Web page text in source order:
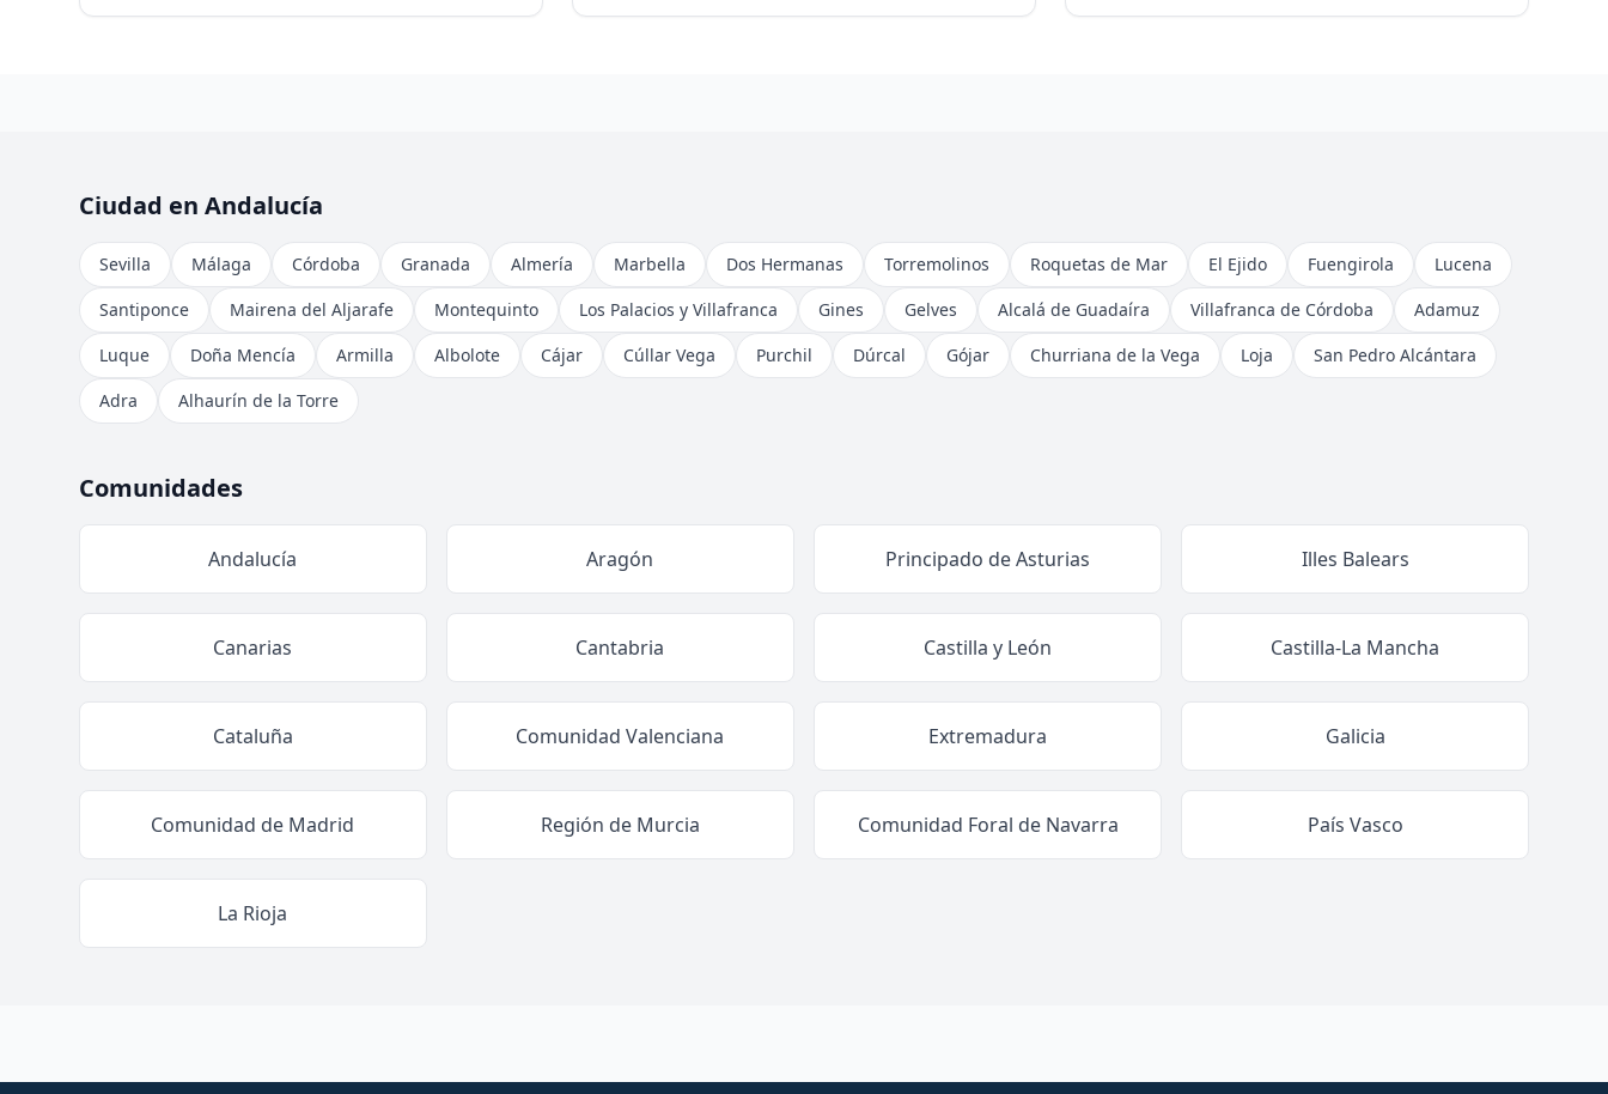
Ciudad en Andalucía
Sevilla Málaga Córdoba Granada Almería Marbella Dos Hermanas Torremolinos Roquetas de Mar El Ejido Fuengirola
Lucena
Santiponce
Mairena del Aljarafe Montequinto Los Palacios y Villafranca Gines Gelves Alcalá de Guadaíra Villafranca de Córdoba
Adamuz
Luque
Doña Mencía Armilla Albolote Cájar Cúllar Vega Purchil Dúrcal Gójar Churriana de la Vega Loja
San Pedro Alcántara
Adra
Alhaurín de la Torre
Comunidades
Andalucía Aragón Principado de Asturias Illes Balears
Canarias Cantabria Castilla y León Castilla-La Mancha
Cataluña Comunidad Valenciana Extremadura Galicia
Comunidad de Madrid Región de Murcia Comunidad Foral de Navarra País Vasco
La Rioja